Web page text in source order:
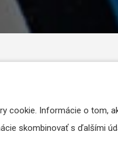
cookie. Informácie o tom,
skombinovať s ďalšími